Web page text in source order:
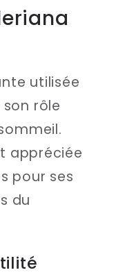
utilisée
rôle
appréciée
pour ses
du